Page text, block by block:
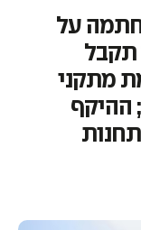
על
תקבל
מתקני
ההיקף